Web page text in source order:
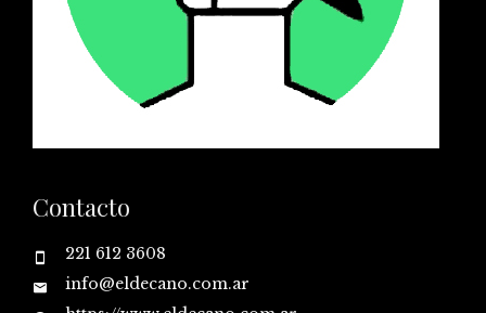
Contacto
221 612 3608
info@eldecano.com.ar